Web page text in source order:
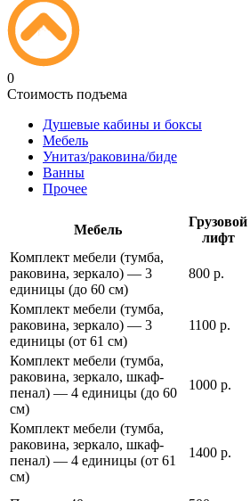
0
Стоимость подъема
Душевые кабины и боксы
Мебель
Унитаз/раковина/биде
Ванны
Прочее
Мебель
Грузовой
лифт
Комплект мебели (тумба,
раковина, зеркало) — 3
единицы (до 60 см)
800 р.
Комплект мебели (тумба,
раковина, зеркало) — 3
единицы (от 61 см)
1100 р.
Комплект мебели (тумба,
раковина, зеркало, шкаф-
пенал) — 4 единицы (до 60
см)
1000 р.
Комплект мебели (тумба,
раковина, зеркало, шкаф-
пенал) — 4 единицы (от 61
см)
1400 р.